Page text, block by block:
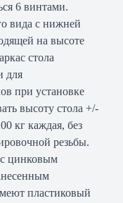
6 винтами.
вида с нижней
на высоте
стола
для
при установке
высоту стола +/-
кг каждая, без
резьбы.
цинковым
пластиковый